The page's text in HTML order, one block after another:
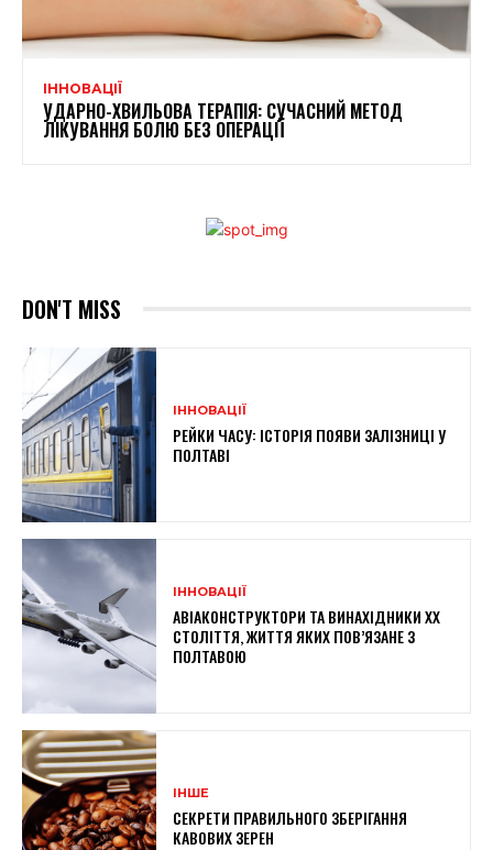
ІННОВАЦІЇ
УДАРНО-ХВИЛЬОВА ТЕРАПІЯ: СУЧАСНИЙ МЕТОД
ЛІКУВАННЯ БОЛЮ БЕЗ ОПЕРАЦІЇ
DON'T MISS
ІННОВАЦІЇ
РЕЙКИ ЧАСУ: ІСТОРІЯ ПОЯВИ ЗАЛІЗНИЦІ У
ПОЛТАВІ
ІННОВАЦІЇ
АВІАКОНСТРУКТОРИ ТА ВИНАХІДНИКИ XX
СТОЛІТТЯ, ЖИТТЯ ЯКИХ ПОВ’ЯЗАНЕ З
ПОЛТАВОЮ
ІНШЕ
СЕКРЕТИ ПРАВИЛЬНОГО ЗБЕРІГАННЯ
КАВОВИХ ЗЕРЕН